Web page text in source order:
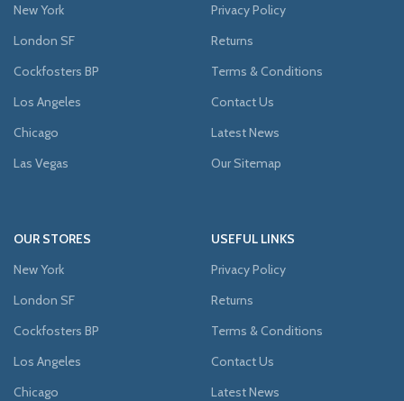
New York
London SF
Cockfosters BP
Los Angeles
Chicago
Las Vegas
Privacy Policy
Returns
Terms & Conditions
Contact Us
Latest News
Our Sitemap
OUR STORES
New York
London SF
Cockfosters BP
Los Angeles
Chicago
USEFUL LINKS
Privacy Policy
Returns
Terms & Conditions
Contact Us
Latest News